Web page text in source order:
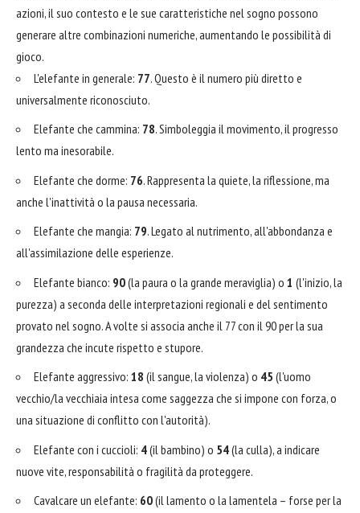
azioni, il suo contesto e le sue caratteristiche nel sogno possono
generare altre combinazioni numeriche, aumentando le possibilità di
gioco.
L'elefante in generale: 77. Questo è il numero più diretto e
universalmente riconosciuto.
Elefante che cammina: 78. Simboleggia il movimento, il progresso
lento ma inesorabile.
Elefante che dorme: 76. Rappresenta la quiete, la riflessione, ma
anche l'inattività o la pausa necessaria.
Elefante che mangia: 79. Legato al nutrimento, all'abbondanza e
all'assimilazione delle esperienze.
Elefante bianco: 90(la paura o la grande meraviglia) o 1 (l'inizio, la
purezza) a seconda delle interpretazioni regionali e del sentimento
provato nel sogno. A volte si associa anche il 77 con il 90 per la sua
grandezza che incute rispetto e stupore.
Elefante aggressivo: 18 (il sangue, la violenza) o 45 (l'uomo
vecchio/la vecchiaia intesa come saggezza che si impone con forza, o
una situazione di conflitto con l'autorità).
Elefante con i cuccioli: 4(il bambino) o 54(la culla), a indicare
nuove vite, responsabilità o fragilità da proteggere.
Cavalcare un elefante: 60(il lamento o la lamentela – forse per la